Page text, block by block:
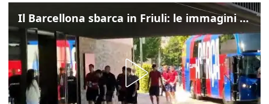
Il Barcellona sbarca in Friuli: le immagini dell'arrivo in albergo